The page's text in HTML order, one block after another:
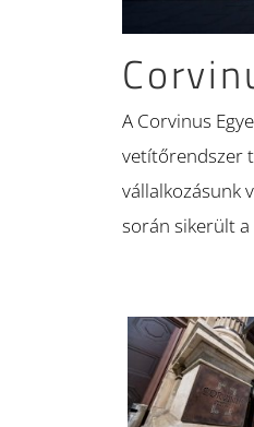
A Corvinus
vetítőrendszer
vállalkozásunk
során sikerült